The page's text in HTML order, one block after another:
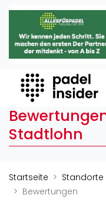
Padel Insider
Home
Organisationen
Buchungssysteme
Padel-Shops
Padel-Marken
Verschiedenes
Stadtlohn
Startseite Standorte
Bewertungen